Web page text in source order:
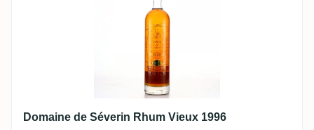
Domaine de Séverin Rhum Vieux 1996